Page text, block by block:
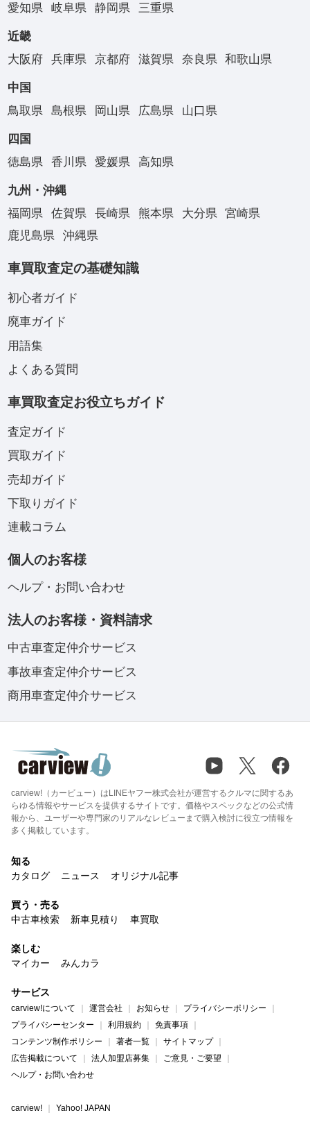
愛知県
岐阜県 静岡県 三重県
近畿
大阪府
兵庫県 京都府 滋賀県 奈良県 和歌山県
中国
鳥取県
島根県 岡山県 広島県 山口県
四国
徳島県
香川県 愛媛県 高知県
九州・沖縄
福岡県
佐賀県 長崎県 熊本県 大分県
宮崎県
鹿児島県
沖縄県
車買取査定の基礎知識
初心者ガイド
廃車ガイド
用語集
よくある質問
車買取査定お役立ちガイド
査定ガイド
買取ガイド
売却ガイド
下取りガイド
連載コラム
個人のお客様
ヘルプ・お問い合わせ
法人のお客様・資料請求
中古車査定仲介サービス
事故車査定仲介サービス
商用車査定仲介サービス
carview!（カービュー）はLINEヤフー株式会社が運営するクルマに関するあ
らゆる情報やサービスを提供するサイトです。価格やスペックなどの公式情
報から、ユーザーや専門家のリアルなレビューまで購入検討に役立つ情報を
多く掲載しています。
知る
カタログ
ニュース オリジナル記事
買う・売る
中古車検索
新車見積り 車買取
楽しむ
マイカー
みんカラ
サービス
carview!について 運営会社 お知らせ
プライバシーポリシー
プライバシーセンター
利用規約
免責事項
コンテンツ制作ポリシー
著者一覧
サイトマップ
広告掲載について
法人加盟店募集
ご意見・ご要望
ヘルプ・お問い合わせ
carview! Yahoo! JAPAN